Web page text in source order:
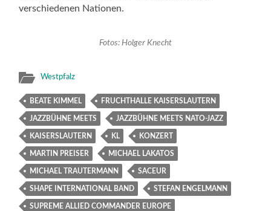
verschiedenen Nationen.
Fotos: Holger Knecht
Westpfalz
BEATE KIMMEL FRUCHTHALLE KAISERSLAUTERN
JAZZBÜHNE MEETS JAZZBÜHNE MEETS NATO-JAZZ
KAISERSLAUTERN KL KONZERT
MARTIN PREISER MICHAEL LAKATOS
MICHAEL TRAUTERMANN SACEUR
SHAPE INTERNATIONAL BAND STEFAN ENGELMANN
SUPREME ALLIED COMMANDER EUROPE